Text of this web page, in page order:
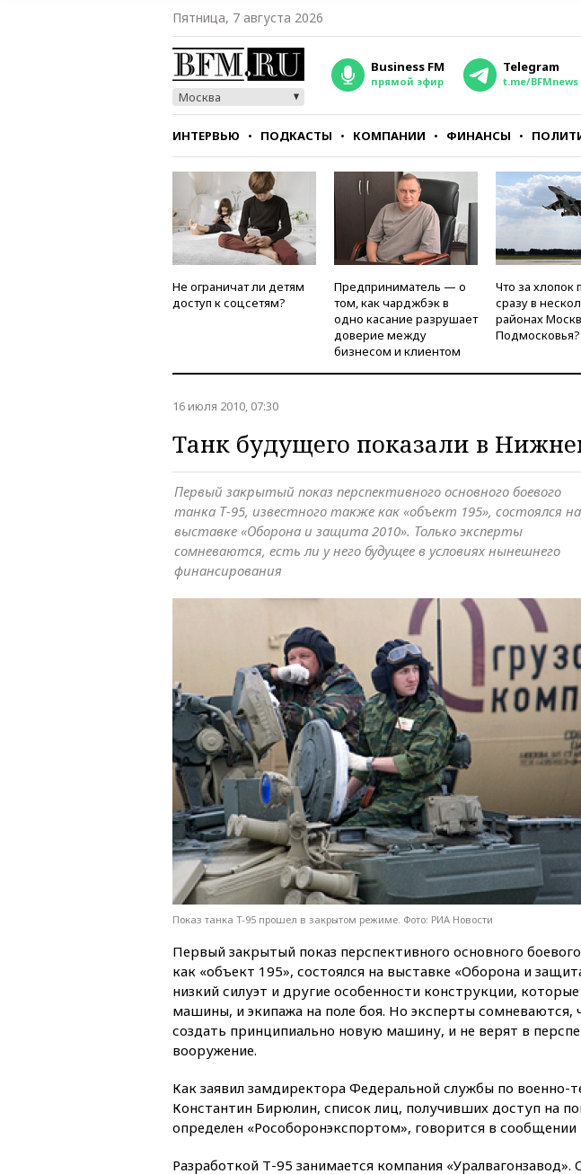
Пятница, 7 августа 2026
Москва
Business FM
прямой эфир
Telegram
t.me/BFMnews
ИНТЕРВЬЮ ПОДКАСТЫ КОМПАНИИ ФИНАНСЫ
СТИЛЬ ТЕСТЫ
Не ограничат ли детям
доступ к соцсетям?
Предприниматель — о
том, как чарджбэк в
одно касание разрушает
доверие между
бизнесом и клиентом
Что за хлопок
сразу в
районах
Подмосковья?
16 июля 2010, 07:30
Танк будущего показали в
Первый закрытый показ перспективного основного боевого
танка Т-95, известного также как «объект 195», состоялся на
выставке «Оборона и защита 2010». Только эксперты
сомневаются, есть ли у него будущее в условиях нынешнего
финансирования
Показ танка Т-95 прошел в закрытом режиме. Фото: РИА Новости
Первый закрытый показ перспективного основного
как «объект 195», состоялся на выставке «Оборона и
низкий силуэт и другие особенности конструкции,
машины, и экипажа на поле боя. Но эксперты сомневаются,
создать принципиально новую машину, и не верят в
вооружение.
Как заявил замдиректора Федеральной службы по военно-
Константин Бирюлин, список лиц, получивших доступ на
определен «Рособоронэкспортом», говорится в
Разработкой Т-95 занимается компания